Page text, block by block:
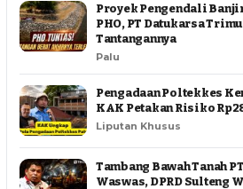
Proyek Pengendali
PHO, PT Datukarsa
Tantangannya
Palu
Pengadaan Poltekkes
KAK Petakan Risiko
Liputan Khusus
Tambang Bawah Tanah
Waswas, DPRD Sulteng